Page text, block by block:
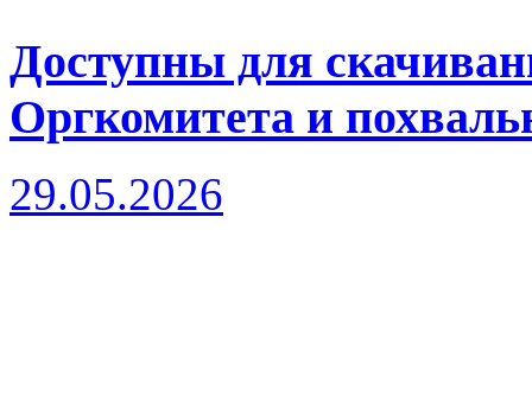
Доступны для
Оргкомитета и
29.05.2026